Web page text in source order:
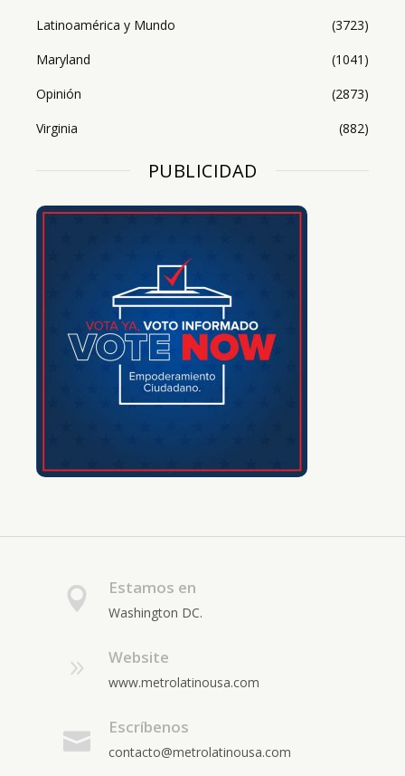
Latinoamérica y Mundo
(3723)
Maryland
(1041)
Opinión
(2873)
Virginia
(882)
PUBLICIDAD
Estamos en
Washington DC.
Website
www.metrolatinousa.com
Escríbenos
contacto@metrolatinousa.com